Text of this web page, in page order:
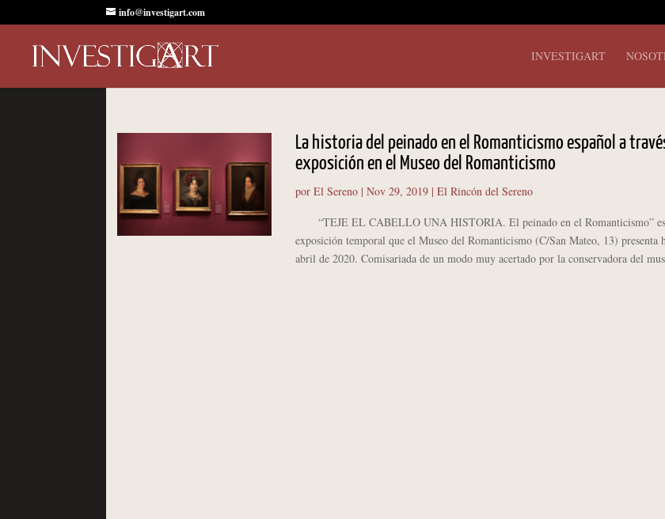
info@investigart.com
INVESTIGART
La historia del peinado en el Romanticismo español a
exposición en el Museo del Romanticismo
por El Sereno| Nov 29, 2019| El Rincón del Sereno
“TEJE EL CABELLO UNA HISTORIA. El peinado en el Romanticismo”
exposición temporal que el Museo del Romanticismo (C/San Mateo, 13) presenta
abril de 2020. Comisariada de un modo muy acertado por la conservadora del